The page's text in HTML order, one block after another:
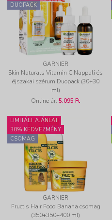
DUOPACK
GARNIER
Skin Naturals Vitamin C Nappali és
éjszakai szérum Duopack (30+30
ml)
Online ár: 5.095 Ft
LIMITÁLT AJÁNLAT
30% KEDVEZMÉNY
CSOMAG
GARNIER
Fructis Hair Food Banana csomag
(350+350+400 ml)